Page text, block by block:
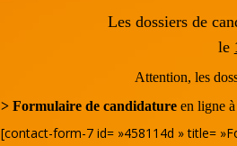
Les dossiers de
le
Attention, les
> Formulaire de candidatureen ligne à
[contact-form-7 id= »458114d » title=